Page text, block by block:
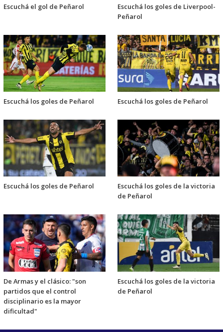
Escuchá el gol de Peñarol
Escuchá los goles de Liverpool-
Peñarol
Escuchá los goles de Peñarol Escuchá los goles de Peñarol
Escuchá los goles de Peñarol
Escuchá los goles de la victoria
de Peñarol
De Armas y el clásico: "son
partidos que el control
disciplinario es la mayor
dificultad"
Escuchá los goles de la victoria
de Peñarol